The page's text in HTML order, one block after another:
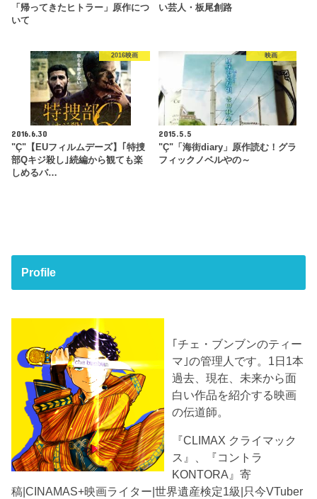
「帰ってきたヒトラー」原作につ
いて
い芸人・板尾創路
2016映画
2016.6.30
"Ç"【EUフィルムデーズ】｢特捜
部Qキジ殺し｣続編から観ても楽
しめるバ…
映画
2015.5.5
"Ç"「海街diary」原作読む！グラ
フィックノベルやの～
Profile
｢チェ・ブンブンのティー
マ｣の管理人です。1日1本
過去、現在、未来から面
白い作品を紹介する映画
の伝道師。
『CLIMAX クライマック
ス』、『コントラ
KONTORA』寄
稿|CINAMAS+映画ライター|世界遺産検定1級|只今VTuber